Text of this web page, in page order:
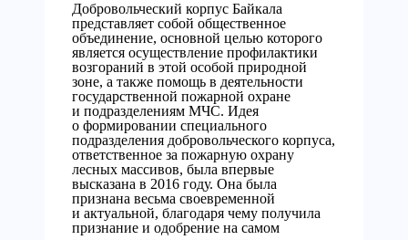
Добровольческий корпус Байкала
представляет собой общественное
объединение, основной целью которого
является осуществление профилактики
возгораний в этой особой природной
зоне, а также помощь в деятельности
государственной пожарной охране
и подразделениям МЧС. Идея
о формировании специального
подразделения добровольческого корпуса,
ответственное за пожарную охрану
лесных массивов, была впервые
высказана в 2016 году. Она была
признана весьма своевременной
и актуальной, благодаря чему получила
признание и одобрение на самом